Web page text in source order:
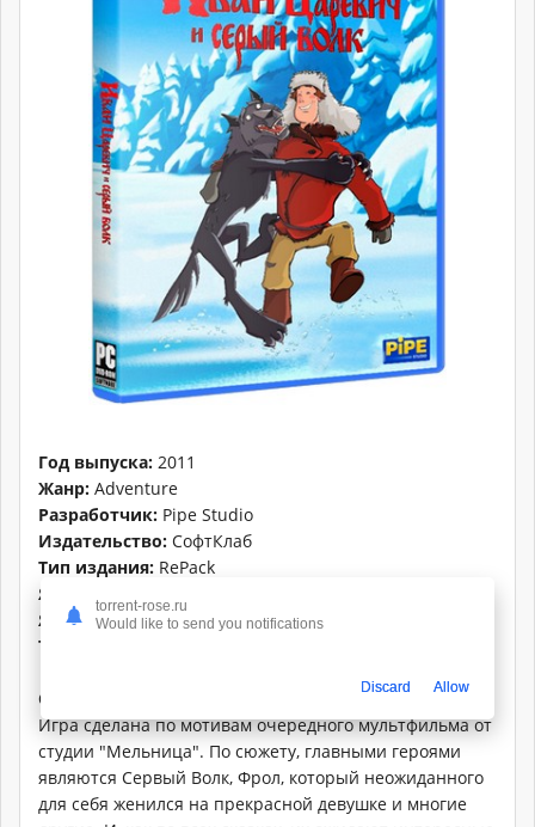
Год выпуска: 2011
Жанр: Adventure
Разработчик: Pipe Studio
Издательство: СофтКлаб
Тип издания: RePack
Язык интерфейса:
Язык озвучки:Русский
Таблетка:
Описание:
Игра сделана по мотивам очередного мультфильма от
студии "Мельница". По сюжету, главными героями
являются Сервый Волк, Фрол, который неожиданного
для себя женился на прекрасной девушке и многие
torrent-rose.ru
Would like to send you notifications
Discard Allow